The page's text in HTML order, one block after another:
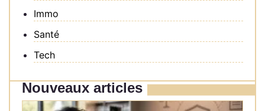
Immo
Santé
Tech
Nouveaux articles